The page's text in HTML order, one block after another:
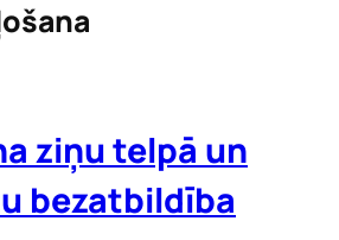
ziņu telpā un
bezatbildība